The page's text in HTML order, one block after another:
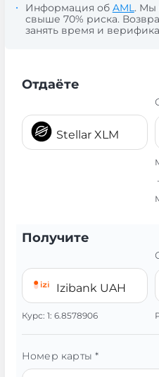
Информация об AML. Мы
свыше 70% риска.
занять время и
Отдаёте
Stellar XLM
-
Получите
Izibank UAH
Курс: 1: 6.8578906
Номер карты *